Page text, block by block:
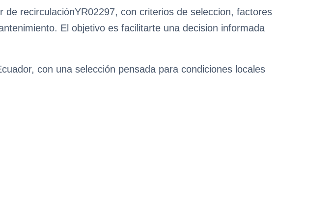
recirculaciónYR02297, con criterios de seleccion, factores
El objetivo es facilitarte una decision informada
con una selección pensada para condiciones locales